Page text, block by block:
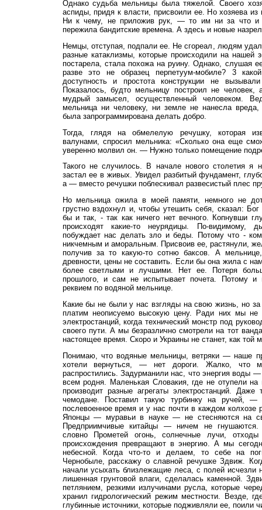
Однако судьба мельницы была тяжелой. Своего
аспиды, придя к власти, присвоили ее. Но хозяева из
Ни к чему, не приложив рук, — то им ни за что и
пережила бандитские времена. А здесь и новые
Немцы, отступая, подпали ее. Не сгореал, людям
разные катаклизмы, которые происходили на
постарела, стала похожа на руину. Однако, слушая
разве это не образец перпетуум-мобиле? 3
доступность и простота конструкции не
Показалось, будто мельницу построил не
мудрый замысел, осуществленный человеком.
мельница ни человеку, ни земле не нанесла
была запрограммирована делать добро.
Тогда, глядя на обмелелую речушку, которая
валунами, спросил мельника: «Сколько она еще
уверенно молвил он. — Нужно только помещение
Такого не случилось. В начале нового столетия я
застал ее в живых. Увидел разбитый фундамент,
а — вместо речушки поблескивал развесистый плес
Но мельница ожила в моей памяти, немного не
грустно вздохнул и, чтобы утешить себя, сказал:
бы и так, - так как ничего нет вечного. Копнувши
происходят какие-то неурядицы. По-видимому,
побуждает нас делать зло и беды. Потому что -
никчемным и аморальным. Присвоив ее, растянули,
получив за то какую-то сотню баксов. А мельнице,
древности, цены не составить. Если бы она жила с
более светлыми и лучшими. Нет ее. Потеря
прошлого, и сам не испытывает почета. Потому
реквием по водяной мельнице.
Какие бы не были у нас взгляды на свою жизнь, но за
платим неописуемо высокую цену. Ради них мы не
электростанций, когда технический монстр под
своего пути. А мы безразлично смотрели на тот
настоящее время. Скоро и Украины не станет, как той
Понимаю, что водяные мельницы, ветряки — наше
хотели вернуться, — нет дороги. Жалко,
распростились. Задурманили нас, что энергия воды
всем родня. Маленькая Словакия, где не отупели на
производит разные агрегаты электростанций.
чемодане. Поставил такую турбинку на ручей,
послевоенное время и у нас почти в каждом колхозе
Японцы — муравьи в науке — не стесняются на
Предприимчивые китайцы — ничем не
словно Прометей огонь, солнечные лучи, отходы
происхождения превращают в энергию. А мы
небесной. Когда что-то и делаем, то себе на
Чернобыле, расскажу о славной речушке Здвиж.
начали усыхать близлежащие леса, с полей
лишенная грунтовой влаги, сделалась каменной.
петлянием, резкими излучинами русла, которые
хранил гидрологический режим местности. Везде,
глубинные источники, которые подживляли ее, поили